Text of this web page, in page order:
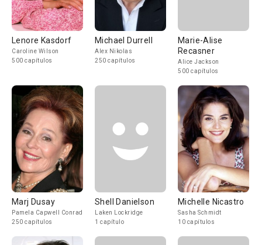
Lenore Kasdorf
Caroline Wilson
500 capítulos
Michael Durrell
Alex Nikolas
250 capítulos
Marie-Alise
Recasner
Alice Jackson
500 capítulos
Marj Dusay
Pamela Capwell Conrad
250 capítulos
Shell Danielson
Laken Lockridge
1 capítulo
Michelle Nicastro
Sasha Schmidt
10 capítulos